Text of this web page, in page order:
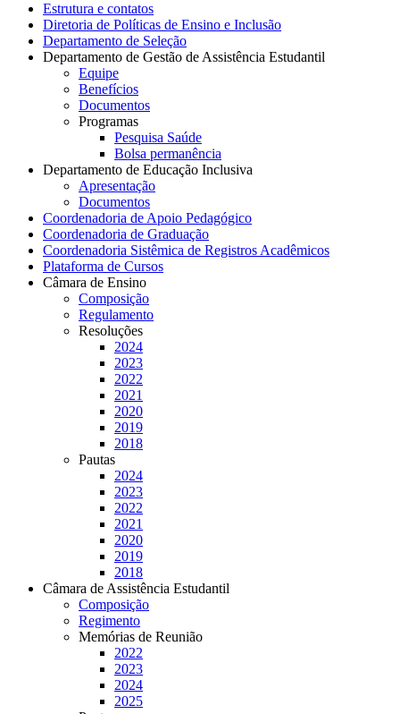
Estrutura e contatos
Diretoria de Políticas de Ensino e Inclusão
Departamento de Seleção
Departamento de Gestão de Assistência Estudantil
Equipe
Benefícios
Documentos
Programas
Pesquisa Saúde
Bolsa permanência
Departamento de Educação Inclusiva
Apresentação
Documentos
Coordenadoria de Apoio Pedagógico
Coordenadoria de Graduação
Coordenadoria Sistêmica de Registros Acadêmicos
Plataforma de Cursos
Câmara de Ensino
Composição
Regulamento
Resoluções
2024
2023
2022
2021
2020
2019
2018
Pautas
2024
2023
2022
2021
2020
2019
2018
Câmara de Assistência Estudantil
Composição
Regimento
Memórias de Reunião
2022
2023
2024
2025